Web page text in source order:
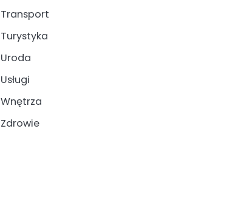
Transport
Turystyka
Uroda
Usługi
Wnętrza
Zdrowie